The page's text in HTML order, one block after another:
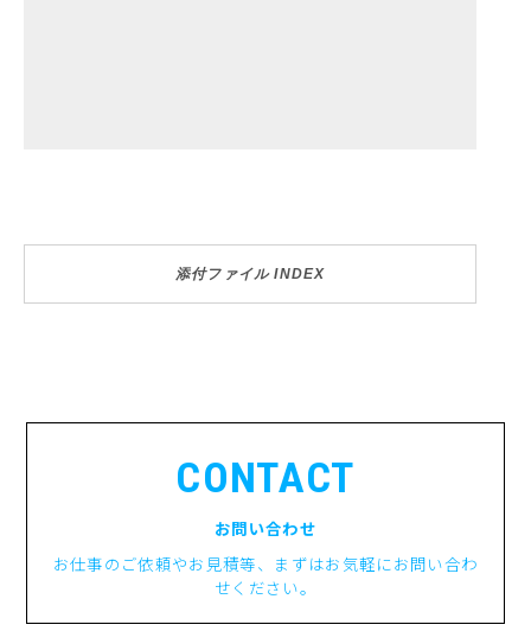
添付ファイル INDEX
CONTACT
お問い合わせ
お仕事のご依頼やお見積等、まずはお気軽にお問い合わ
せください。